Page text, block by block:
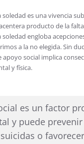
soledad es una vivencia
producto de la
engloba
a la no elegida. Sin
apoyo social implica
y física.
es un factor
y puede prevenir
o